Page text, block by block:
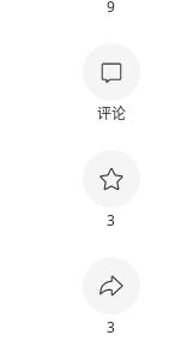
9
评论
3
3